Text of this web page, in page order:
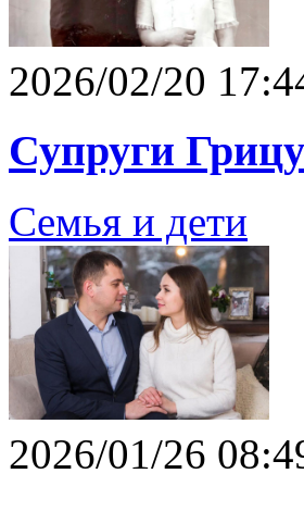
2026/02/20
Супруги
Семья и дети
2026/01/26